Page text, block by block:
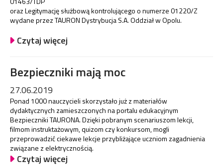
oraz Legitymację służbową kontrolującego o numerze 01220/Z
wydane przez TAURON Dystrybucja S.A. Oddział w Opolu.
Czytaj więcej
Bezpieczniki mają moc
27.06.2019
Ponad 1000 nauczycieli skorzystało już z materiałów
dydaktycznych zamieszczonych na portalu edukacyjnym
Bezpieczniki TAURONA. Dzięki pobranym scenariuszom lekcji,
filmom instruktażowym, quizom czy konkursom, mogli
przeprowadzić ciekawe lekcje przybliżające uczniom zagadnienia
związane z elektrycznością.
Czytaj więcej